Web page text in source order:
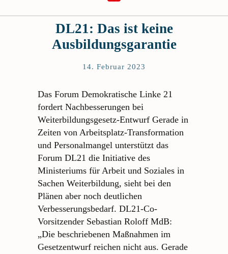
DL21: Das ist keine
Ausbildungsgarantie
14. Februar 2023
Das Forum Demokratische Linke 21
fordert Nachbesserungen bei
Weiterbildungsgesetz-Entwurf Gerade in
Zeiten von Arbeitsplatz-Transformation
und Personalmangel unterstützt das
Forum DL21 die Initiative des
Ministeriums für Arbeit und Soziales in
Sachen Weiterbildung, sieht bei den
Plänen aber noch deutlichen
Verbesserungsbedarf. DL21-Co-
Vorsitzender Sebastian Roloff MdB:
„Die beschriebenen Maßnahmen im
Gesetzentwurf reichen nicht aus. Gerade